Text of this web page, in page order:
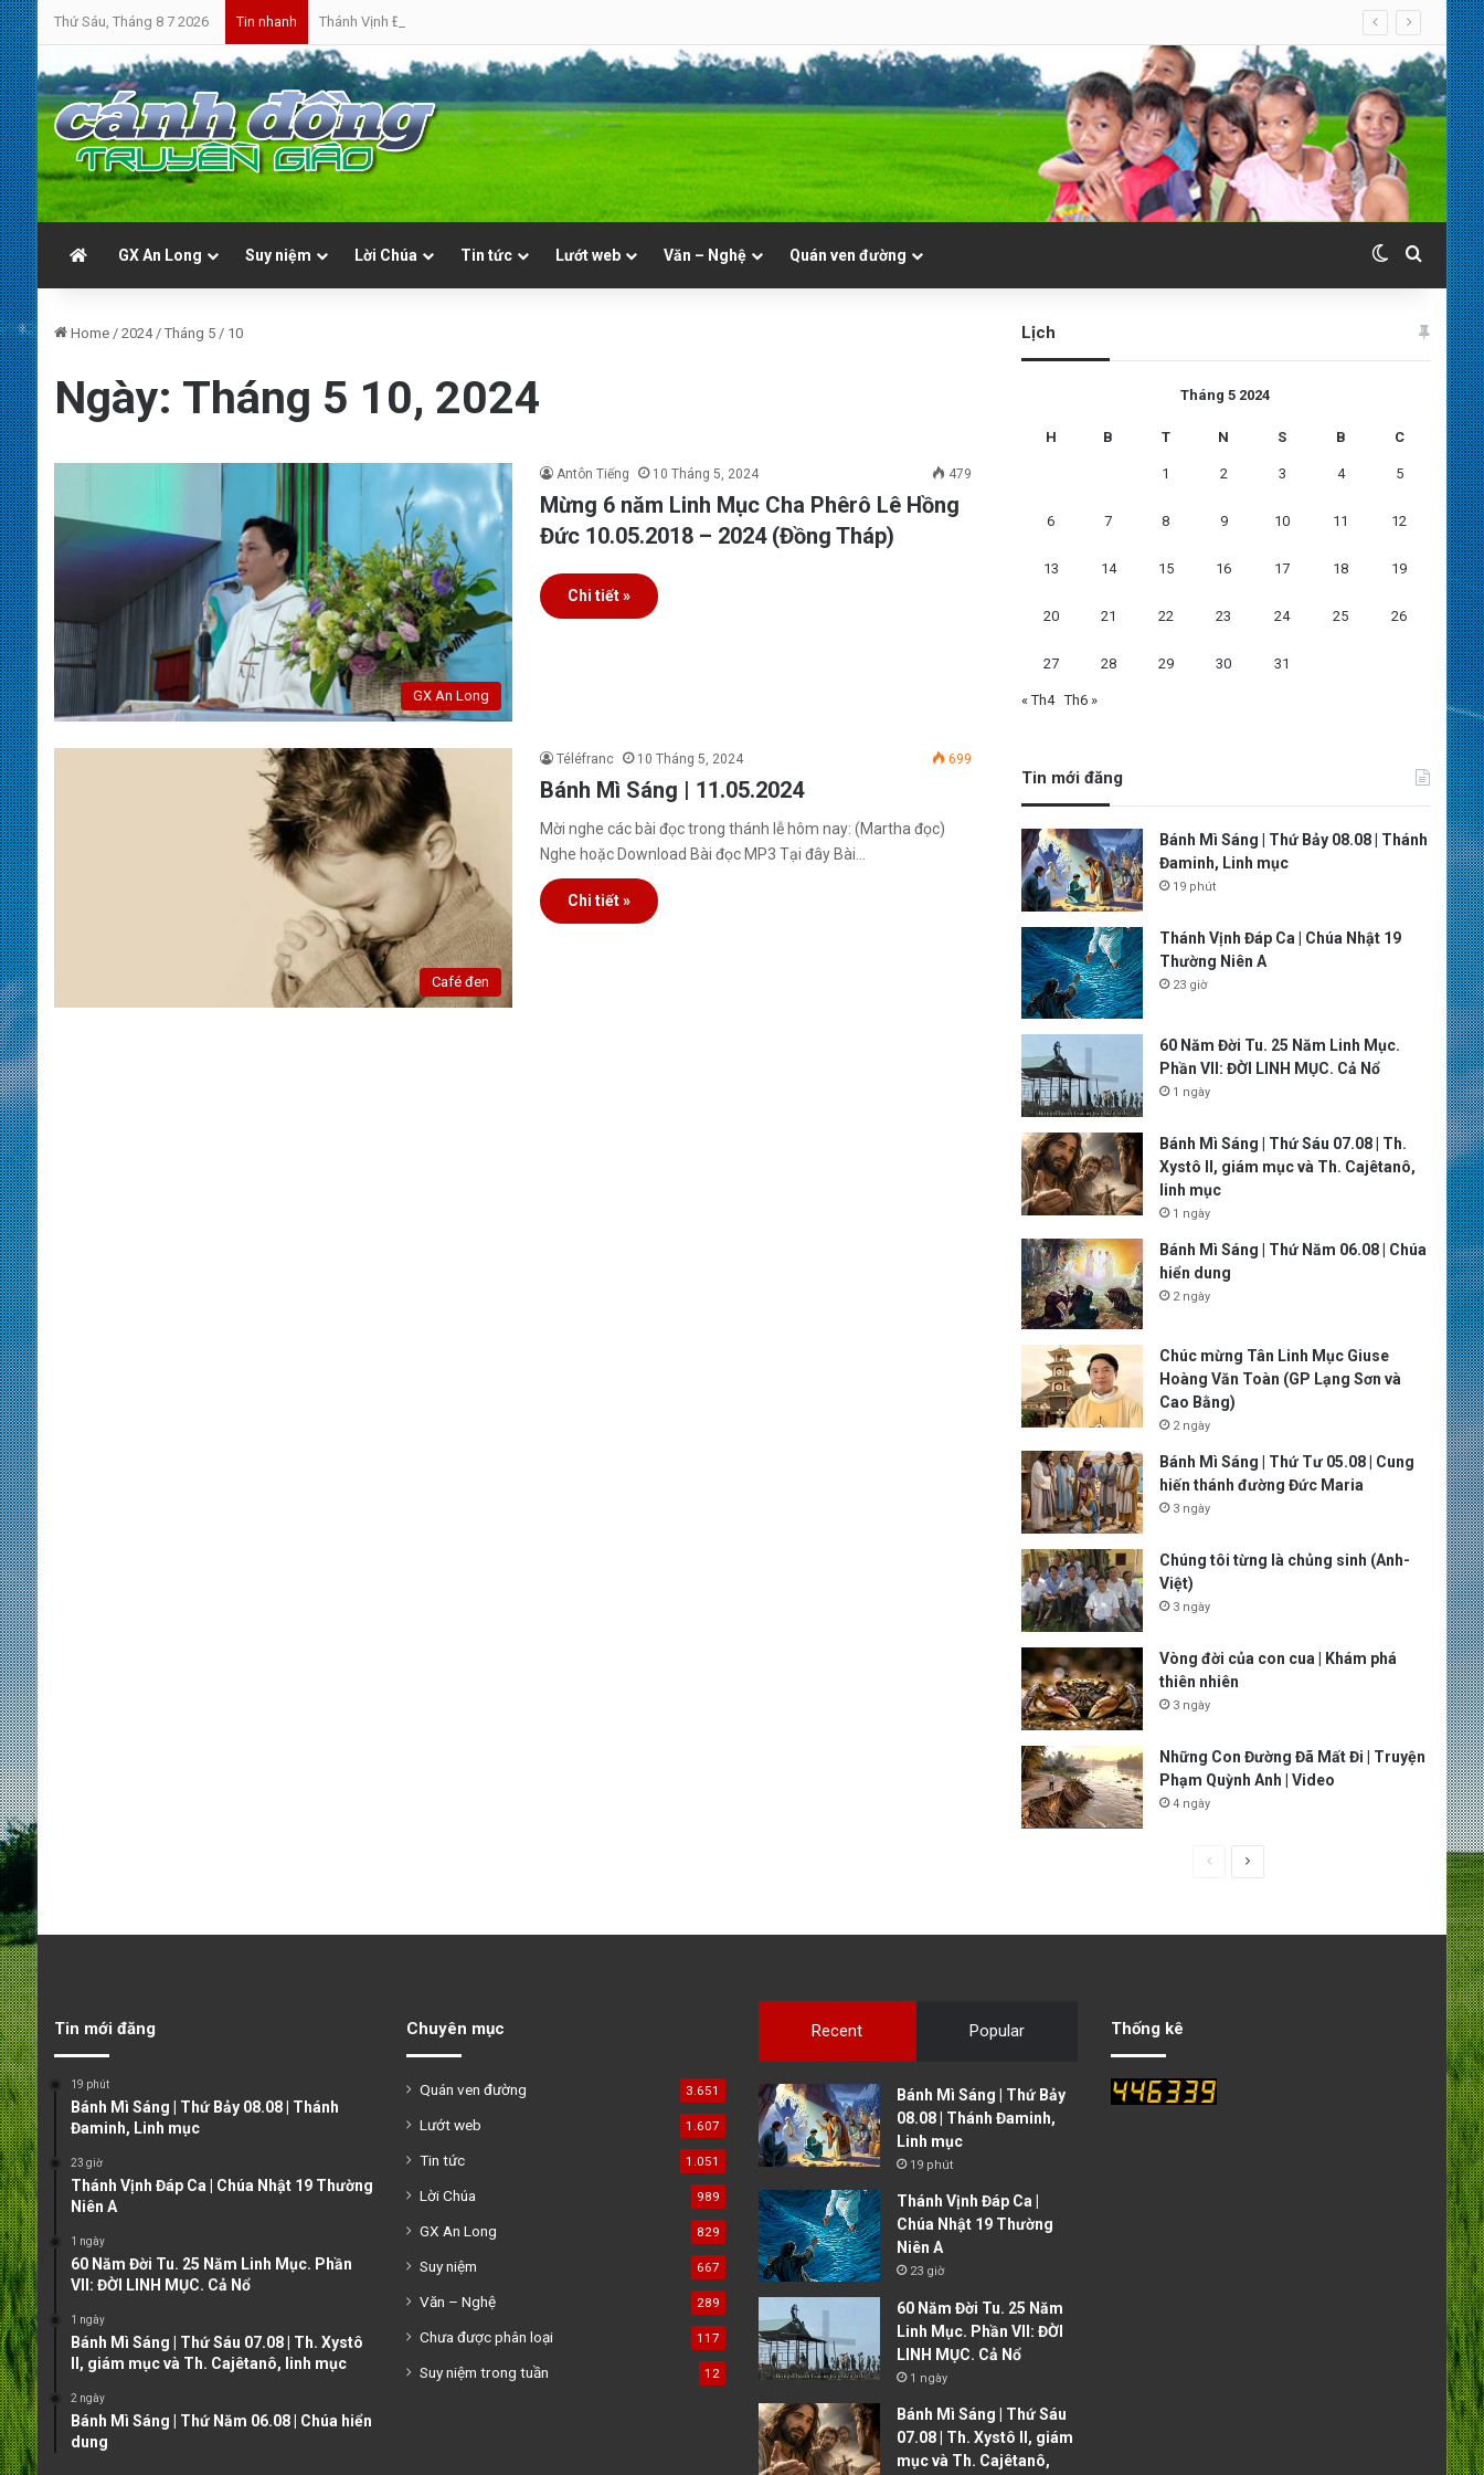
Thứ Sáu, Tháng 8 7 2026 Tin nhanh Thánh Vịnh Đáp Ca | Chúa Nhật 19 Thường Niên A
GX An Long Suy niệm Lời Chúa Tin tức Lướt web Văn – Nghệ Quán ven đường Switch skin
Search
Home / 2024 / Tháng 5 / 10
Ngày: Tháng 5 10, 2024
GX An Long
Antôn Tiếng 10 Tháng 5, 2024 479
Mừng 6 năm Linh Mục Cha Phêrô Lê Hồng
Đức 10.05.2018 – 2024 (Đồng Tháp)
Chi tiết »
Café đen
Téléfranc 10 Tháng 5, 2024 699
Bánh Mì Sáng | 11.05.2024
Mời nghe các bài đọc trong thánh lễ hôm nay: (Martha đọc)
Nghe hoặc Download Bài đọc MP3 Tại đây Bài…
Chi tiết »
Lịch
Tháng 5 2024
H B T N S B C
1 2 3 4 5
6 7 8 9 10 11 12
13 14 15 16 17 18 19
20 21 22 23 24 25 26
27 28 29 30 31
« Th4 Th6 »
Tin mới đăng
Bánh Mì Sáng | Thứ Bảy 08.08 | Thánh
Đaminh, Linh mục
19 phút
Thánh Vịnh Đáp Ca | Chúa Nhật 19
Thường Niên A
23 giờ
60 Năm Đời Tu. 25 Năm Linh Mục.
Phần VII: ĐỜI LINH MỤC. Cả Nổ
1 ngày
Bánh Mì Sáng | Thứ Sáu 07.08 | Th.
Xystô II, giám mục và Th. Cajêtanô,
linh mục
1 ngày
Bánh Mì Sáng | Thứ Năm 06.08 | Chúa
hiển dung
2 ngày
Chúc mừng Tân Linh Mục Giuse
Hoàng Văn Toàn (GP Lạng Sơn và
Cao Bằng)
2 ngày
Bánh Mì Sáng | Thứ Tư 05.08 | Cung
hiến thánh đường Đức Maria
3 ngày
Chúng tôi từng là chủng sinh (Anh-
Việt)
3 ngày
Vòng đời của con cua | Khám phá
thiên nhiên
3 ngày
Những Con Đường Đã Mất Đi | Truyện
Phạm Quỳnh Anh | Video
4 ngày
s
p
Tin mới đăng
19 phút
Bánh Mì Sáng | Thứ Bảy 08.08 | Thánh
Đaminh, Linh mục
23 giờ
Thánh Vịnh Đáp Ca | Chúa Nhật 19 Thường
Niên A
1 ngày
60 Năm Đời Tu. 25 Năm Linh Mục. Phần
VII: ĐỜI LINH MỤC. Cả Nổ
1 ngày
Bánh Mì Sáng | Thứ Sáu 07.08 | Th. Xystô
II, giám mục và Th. Cajêtanô, linh mục
2 ngày
Bánh Mì Sáng | Thứ Năm 06.08 | Chúa hiển
dung
Chuyên mục
Quán ven đường 3.651
Lướt web 1.607
Tin tức 1.051
Lời Chúa 989
GX An Long 829
Suy niệm 667
Văn – Nghệ 289
Chưa được phân loại 117
Suy niệm trong tuần 12
Recent Popular
Bánh Mì Sáng | Thứ Bảy
08.08 | Thánh Đaminh,
Linh mục
19 phút
Thánh Vịnh Đáp Ca |
Chúa Nhật 19 Thường
Niên A
23 giờ
60 Năm Đời Tu. 25 Năm
Linh Mục. Phần VII: ĐỜI
LINH MỤC. Cả Nổ
1 ngày
Bánh Mì Sáng | Thứ Sáu
07.08 | Th. Xystô II, giám
mục và Th. Cajêtanô,
Thống kê